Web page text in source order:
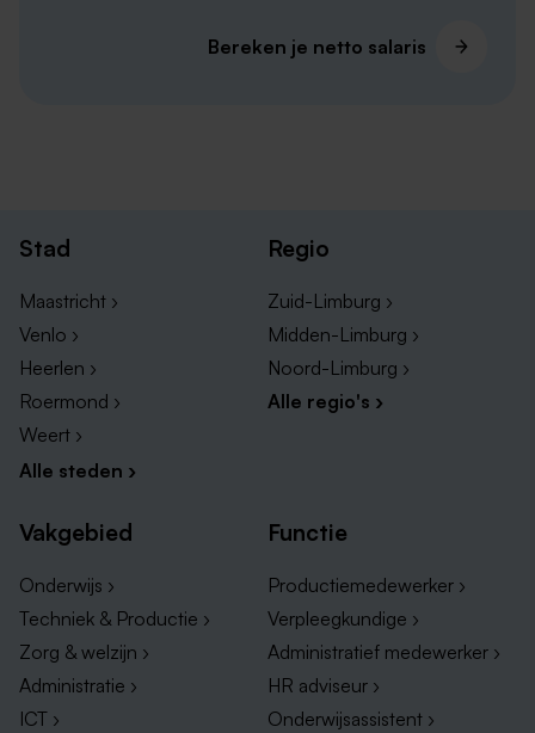
Medewerker in Limburg
vacatures voor Financieel Medewerker in Limburg
aanbieden! Klik op de linkjes onderaan om de
nieuwste vacatures voor Financieel Medewerker te
bekijken en wie weet kom jij wel jouw droombaan
tegen.
Zit er niks interessant voor jou tussen? Dan kan je
Medewerker vacatures!
Onderwijsgemeenschap Venlo
Baanzeker
Stienstra Wonen
Bereken je netto salaris
Stad
Maastricht ›
Venlo ›
Heerlen ›
Roermond ›
Weert ›
Alle steden ›
Regio
Zuid-Limburg ›
Midden-Limburg ›
Noord-Limburg ›
Alle regio's ›
Vakgebied
Onderwijs ›
Techniek & Productie ›
Zorg & welzijn ›
Administratie ›
ICT ›
Functie
Productiemedewerker ›
Verpleegkundige ›
Administratief medewerker ›
HR adviseur ›
Onderwijsassistent ›